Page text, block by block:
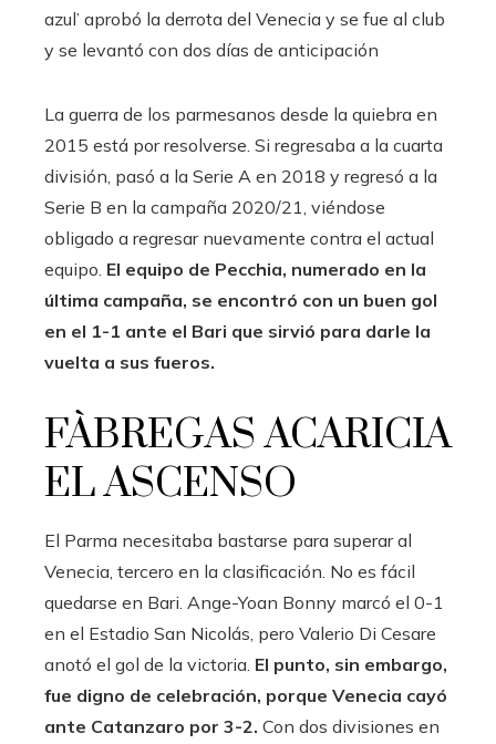
azul’ aprobó la derrota del Venecia y se fue al club
y se levantó con dos días de anticipación
La guerra de los parmesanos desde la quiebra en
2015 está por resolverse. Si regresaba a la cuarta
división, pasó a la Serie A en 2018 y regresó a la
Serie B en la campaña 2020/21, viéndose
obligado a regresar nuevamente contra el actual
equipo. El equipo de Pecchia, numerado en la
última campaña, se encontró con un buen gol
en el 1-1 ante el Bari que sirvió para darle la
vuelta a sus fueros.
FÀBREGAS ACARICIA
EL ASCENSO
El Parma necesitaba bastarse para superar al
Venecia, tercero en la clasificación. No es fácil
quedarse en Bari. Ange-Yoan Bonny marcó el 0-1
en el Estadio San Nicolás, pero Valerio Di Cesare
anotó el gol de la victoria. El punto, sin embargo,
fue digno de celebración, porque Venecia cayó
ante Catanzaro por 3-2. Con dos divisiones en